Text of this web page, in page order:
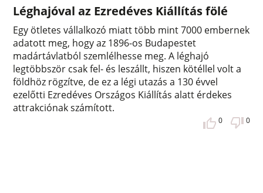
Léghajóval az Ezredéves Kiállítás fölé
Egy ötletes vállalkozó miatt több mint 7000 embernek
adatott meg, hogy az 1896-os Budapestet
madártávlatból szemlélhesse meg. A léghajó
legtöbbször csak fel- és leszállt, hiszen kötéllel volt a
földhöz rögzítve, de ez a légi utazás a 130 évvel
ezelőtti Ezredéves Országos Kiállítás alatt érdekes
attrakciónak számított.
0 0